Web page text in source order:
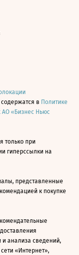
в Политике
«Бизнес Ньюс
только при
гиперссылки на
представленные
к покупке
и анализа сведений,
«Интернет»,